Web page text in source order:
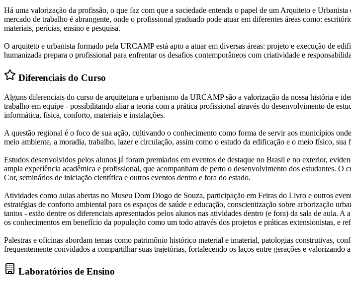
Há uma valorização da profissão, o que faz com que a sociedade entenda o papel de um Arquiteto e
mercado de trabalho é abrangente, onde o profissional graduado pode atuar em diferentes áreas como:
materiais, perícias, ensino e pesquisa.
O arquiteto e urbanista formado pela URCAMP está apto a atuar em diversas áreas: projeto e execução de
humanizada prepara o profissional para enfrentar os desafios contemporâneos com criatividade e
Diferenciais do Curso
Alguns diferenciais do curso de arquitetura e urbanismo da URCAMP são a valorização da nossa história e
trabalho em equipe - possibilitando aliar a teoria com a prática profissional através do desenvolvimento de
informática, física, conforto, materiais e instalações.
A questão regional é o foco de sua ação, cultivando o conhecimento como forma de servir aos municípios
meio ambiente, a moradia, trabalho, lazer e circulação, assim como o estudo da edificação e o meio físico,
Estudos desenvolvidos pelos alunos já foram premiados em eventos de destaque no Brasil e no exterior,
ampla experiência acadêmica e profissional, que acompanham de perto o desenvolvimento dos estudantes.
Cor, seminários de iniciação científica e outros eventos dentro e fora do estado.
Atividades como aulas abertas no Museu Dom Diogo de Souza, participação em Feiras do Livro e outros
estratégias de conforto ambiental para os espaços de saúde e educação, conscientização sobre arborização
tantos - estão dentre os diferenciais apresentados pelos alunos nas atividades dentro (e fora) da sala de aula.
os conhecimentos em benefício da população como um todo através dos projetos e práticas extensionistas, e
Palestras e oficinas abordam temas como patrimônio histórico material e imaterial, patologias construtivas,
frequentemente convidados a compartilhar suas trajetórias, fortalecendo os laços entre gerações e valorizando
Laboratórios de Ensino